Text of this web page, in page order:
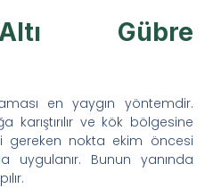
Gübre
en yaygın yöntemdir.
karıştırılır ve kök bölgesine
gereken nokta ekim öncesi
uygulanır. Bunun yanında